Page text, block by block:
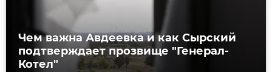
Чем важна Авдеевка и как Сырский
подтверждает прозвище "Генерал-
Котел"